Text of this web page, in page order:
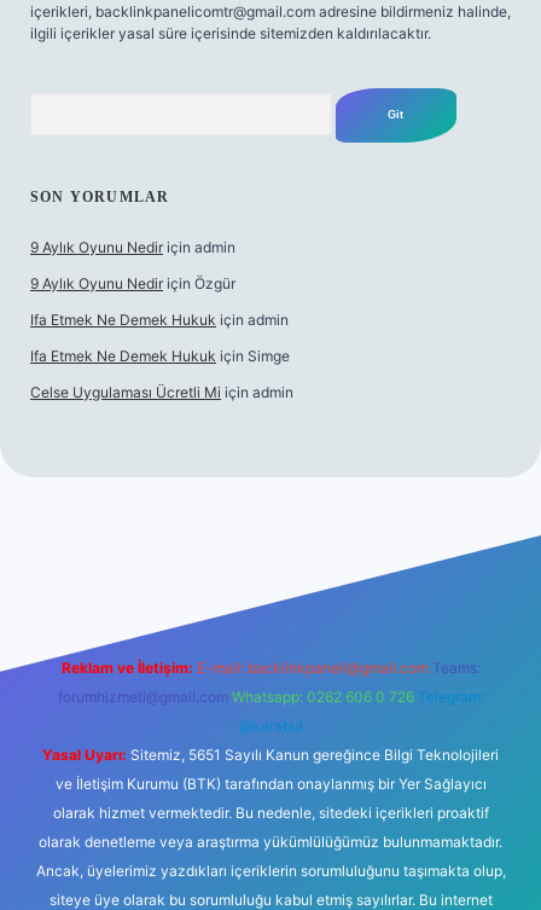
içerikleri, backlinkpanelicomtr@gmail.com adresine bildirmeniz halinde,
ilgili içerikler yasal süre içerisinde sitemizden kaldırılacaktır.
SON YORUMLAR
9 Aylık Oyunu Nedir için admin
9 Aylık Oyunu Nedir için Özgür
Ifa Etmek Ne Demek Hukuk için admin
Ifa Etmek Ne Demek Hukuk için Simge
Celse Uygulaması Ücretli Mi için admin
Reklam ve İletişim: E-mail: backlinkpaneli@gmail.com Teams:
forumhizmeti@gmail.com Whatsapp: 0262 606 0 726 Telegram:
@karabul
Yasal Uyarı: Sitemiz, 5651 Sayılı Kanun gereğince Bilgi Teknolojileri
ve İletişim Kurumu (BTK) tarafından onaylanmış bir Yer Sağlayıcı
olarak hizmet vermektedir. Bu nedenle, sitedeki içerikleri proaktif
olarak denetleme veya araştırma yükümlülüğümüz bulunmamaktadır.
Ancak, üyelerimiz yazdıkları içeriklerin sorumluluğunu taşımakta olup,
siteye üye olarak bu sorumluluğu kabul etmiş sayılırlar. Bu internet